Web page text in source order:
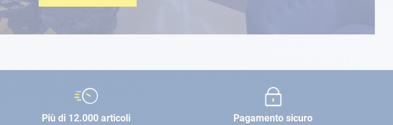
Più di 12.000 articoli Pagamento sicuro